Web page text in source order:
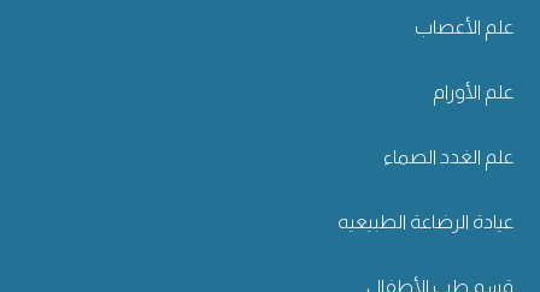
علم الأعصاب
علم الأورام
علم الغدد الصماء
عيادة الرضاعة الطبيعيه
قسم طب الأطفال